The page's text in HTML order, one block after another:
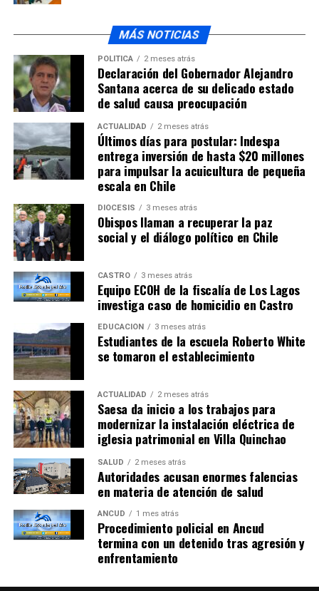
MÁS NOTICIAS
POLÍTICA 2 meses atrás
Declaración del Gobernador Alejandro
Santana acerca de su delicado estado
de salud causa preocupación
ACTUALIDAD 2 meses atrás
Últimos días para postular: Indespa
entrega inversión de hasta $20 millones
para impulsar la acuicultura de pequeña
escala en Chile
DIÓCESIS 3 meses atrás
Obispos llaman a recuperar la paz
social y el diálogo político en Chile
CASTRO 3 meses atrás
Equipo ECOH de la fiscalía de Los Lagos
investiga caso de homicidio en Castro
EDUCACIÓN 3 meses atrás
Estudiantes de la escuela Roberto White
se tomaron el establecimiento
ACTUALIDAD 2 meses atrás
Saesa da inicio a los trabajos para
modernizar la instalación eléctrica de
iglesia patrimonial en Villa Quinchao
SALUD 2 meses atrás
Autoridades acusan enormes falencias
en materia de atención de salud
ANCUD 1 mes atrás
Procedimiento policial en Ancud
termina con un detenido tras agresión y
enfrentamiento